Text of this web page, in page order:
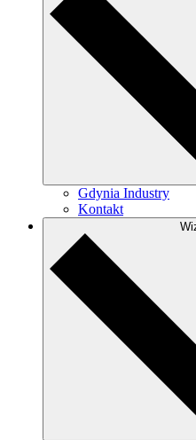
Gdynia Industry
Kontakt